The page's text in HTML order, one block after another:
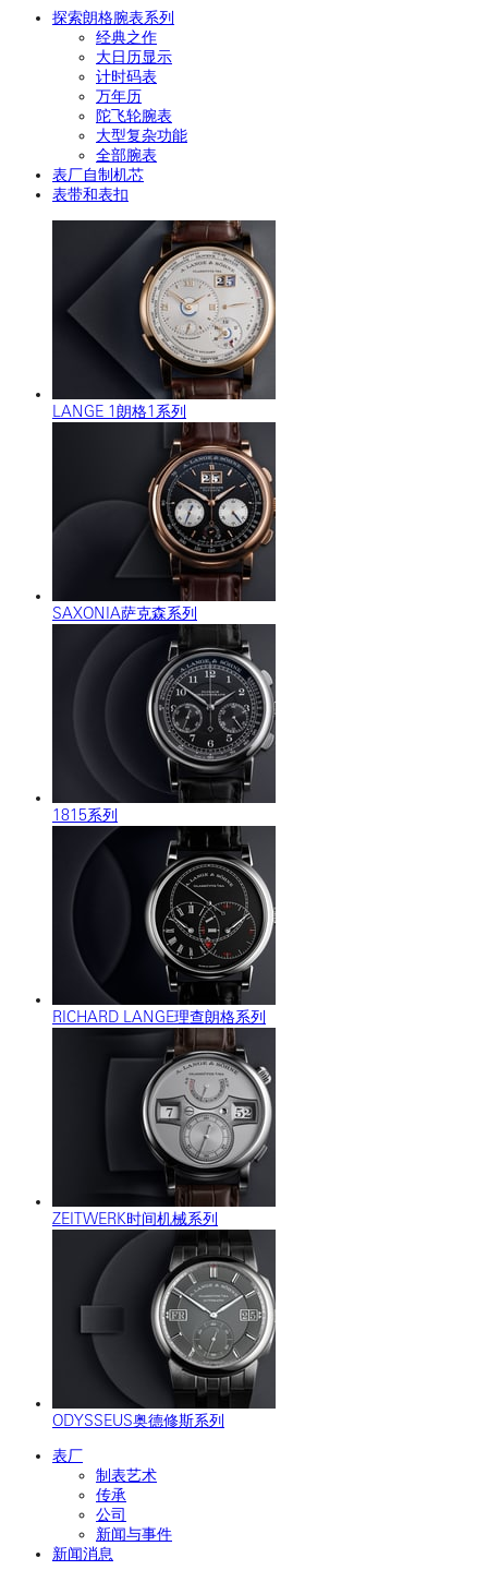
探索朗格腕表系列
经典之作
大日历显示
计时码表
万年历
陀飞轮腕表
大型复杂功能
全部腕表
表厂自制机芯
表带和表扣
LANGE 1朗格1系列
SAXONIA萨克森系列
1815系列
RICHARD LANGE理查朗格系列
ZEITWERK时间机械系列
ODYSSEUS奥德修斯系列
表厂
制表艺术
传承
公司
新闻与事件
新闻消息